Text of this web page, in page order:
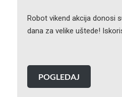
Robot vikend akcija donosi
dana za velike uštede!
POGLEDAJ